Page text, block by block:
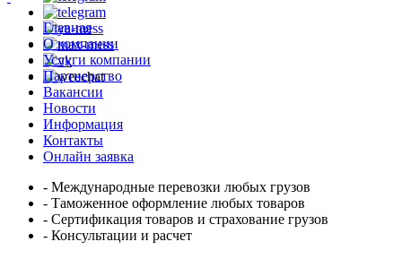
Главная
О компании
Услуги компании
Партнерство
Вакансии
Новости
Информация
Контакты
Онлайн заявка
- Международные перевозки любых грузов
- Таможенное оформление любых товаров
- Сертификация товаров и страхование грузов
- Консультации и расчет